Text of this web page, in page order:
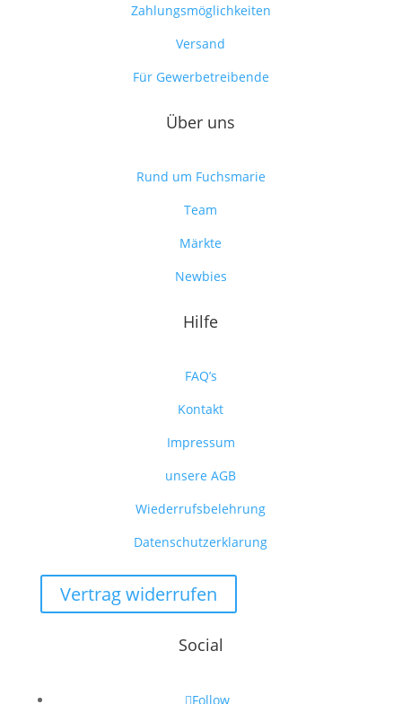
Zahlungsmöglichkeiten
Versand
Für Gewerbetreibende
Über uns
Rund um Fuchsmarie
Team
Märkte
Newbies
Hilfe
FAQ’s
Kontakt
Impressum
unsere AGB
Wiederrufsbelehrung
Datenschutzerklarung
Vertrag widerrufen
Social
Follow